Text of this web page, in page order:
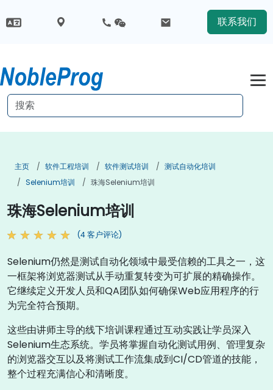
联系我们
主页 软件工程培训 软件测试培训
测试自动化培训
Selenium培训
珠海Selenium培训
珠海Selenium培训
(4 客户评论)
Selenium仍然是测试自动化领域中最受信赖的工具之一，这
一框架将浏览器测试从手动重复转变为可扩展的精确操作。
它继续定义开发人员和QA团队如何确保Web应用程序的行
为完全符合预期。
这些由讲师主导的线下培训课程通过互动实践让学员深入
Selenium生态系统。学员将掌握自动化测试用例、管理复杂
的浏览器交互以及将测试工作流集成到CI/CD管道的技能，
整个过程充满信心和清晰度。